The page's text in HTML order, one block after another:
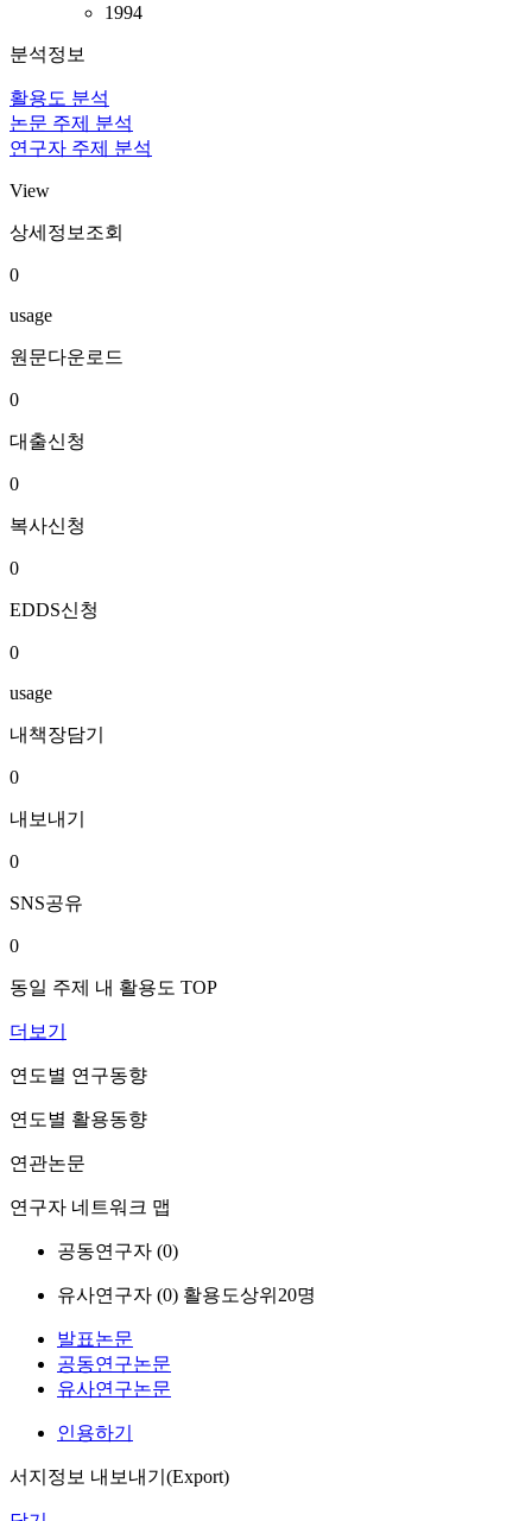
1994
분석정보
활용도 분석
논문 주제 분석
연구자 주제 분석
View
상세정보조회
0
usage
원문다운로드
0
대출신청
0
복사신청
0
EDDS신청
0
usage
내책장담기
0
내보내기
0
SNS공유
0
동일 주제 내 활용도 TOP
더보기
연도별 연구동향
연도별 활용동향
연관논문
연구자 네트워크 맵
공동연구자 (0)
유사연구자 (0) 활용도상위20명
발표논문
공동연구논문
유사연구논문
인용하기
서지정보 내보내기(Export)